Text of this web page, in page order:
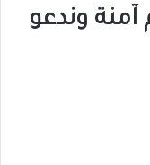
آمنة وندعو